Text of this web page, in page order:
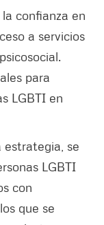
confianza en
a servicios
para
LGBTI en
estrategia, se
LGBTI
con
que se